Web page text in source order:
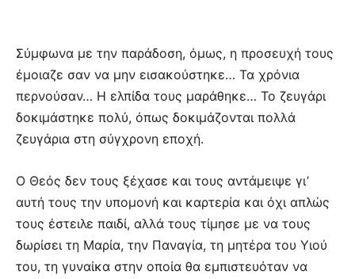
Σύμφωνα με την παράδοση, όμως, η προσευχή τους
έμοιαζε σαν να μην εισακούστηκε… Τα χρόνια
περνούσαν… Η ελπίδα τους μαράθηκε… Το ζευγάρι
δοκιμάστηκε πολύ, όπως δοκιμάζονται πολλά
ζευγάρια στη σύγχρονη εποχή.
Ο Θεός δεν τους ξέχασε και τους αντάμειψε γι’
αυτή τους την υπομονή και καρτερία και όχι απλώς
τους έστειλε παιδί, αλλά τους τίμησε με να τους
δωρίσει τη Μαρία, την Παναγία, τη μητέρα του Υιού
του, τη γυναίκα στην οποία θα εμπιστευόταν να